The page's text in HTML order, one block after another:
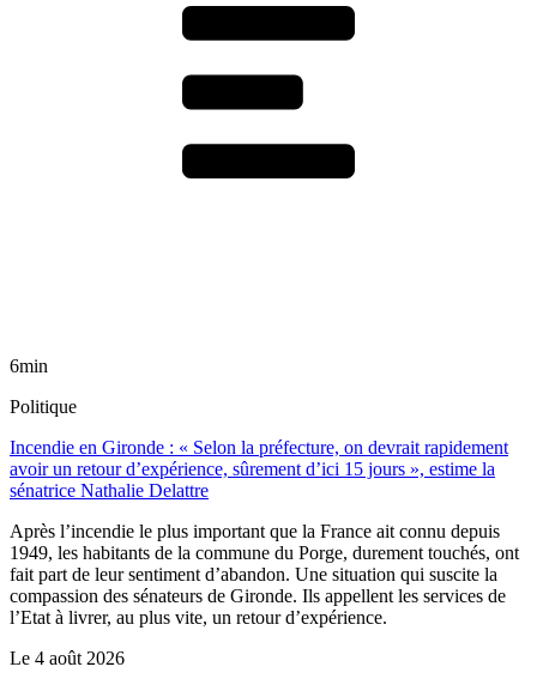
6min
Politique
Incendie en Gironde : « Selon la préfecture, on devrait rapidement
avoir un retour d’expérience, sûrement d’ici 15 jours », estime la
sénatrice Nathalie Delattre
Après l’incendie le plus important que la France ait connu depuis
1949, les habitants de la commune du Porge, durement touchés, ont
fait part de leur sentiment d’abandon. Une situation qui suscite la
compassion des sénateurs de Gironde. Ils appellent les services de
l’Etat à livrer, au plus vite, un retour d’expérience.
Le 4 août 2026